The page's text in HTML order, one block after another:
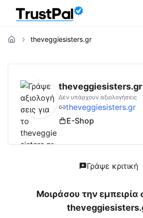
theveggiesisters.gr
theveggiesisters.gr
theveggiesisters.gr
Δεν υπάρχουν αξιολογήσεις
theveggiesisters.gr
E-Shop
Γράψε κριτική
Μοιράσου την εμπειρία